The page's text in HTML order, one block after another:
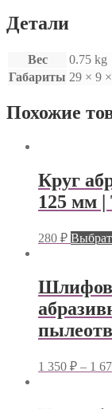
Детали
Вес
0.75 kg
Габариты 29 × 9
Похожие
Круг
125 мм |
280 ₽
1 350 ₽ – 1